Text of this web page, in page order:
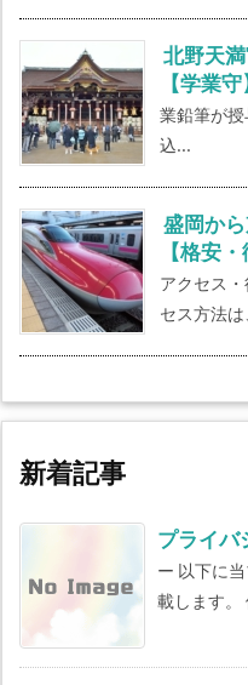
北野天
【学業守
業鉛筆が
込...
盛岡か
【格安
アクセス
セス方法
新着記事
プライバ
ー 以下に
載します。